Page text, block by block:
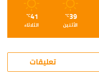
39
℃
الأثنين
41
℃
الثلاثاء
تعليقات